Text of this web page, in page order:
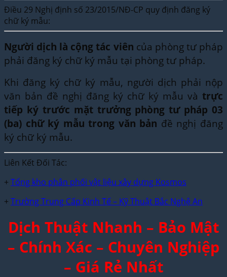
Điều 29 Nghị định số 23/2015/NĐ-CP quy định đăng ký
chữ ký mẫu:
Người dịch là cộng tác viên của phòng tư pháp
phải đăng ký chữ ký mẫu tại phòng tư pháp.
Khi đăng ký chữ ký mẫu, người dịch phải nộp
văn bản đề nghị đăng ký chữ ký mẫu và trực
tiếp ký trước mặt trưởng phòng tư pháp 03
(ba) chữ ký mẫu trong văn bản đề nghị đăng
ký chữ ký mẫu.
Liên Kết Đối Tác:
+ Tổng kho phân phối vật liệu xây dựng Kosmos
+ Trường Trung Cấp Kinh Tế – Kỹ Thuật Bắc Nghệ An
Dịch Thuật Nhanh – Bảo Mật
– Chính Xác – Chuyên Nghiệp
– Giá Rẻ Nhất